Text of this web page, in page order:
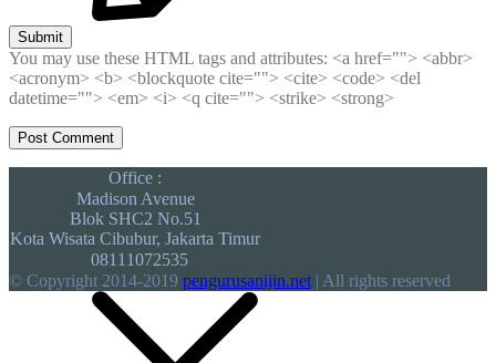
Submit
You may use these HTML tags and attributes: <a href=""> <abbr>
<acronym> <b> <blockquote cite=""> <cite> <code> <del
datetime=""> <em> <i> <q cite=""> <strike> <strong>
Office :
Madison Avenue
Blok SHC2 No.51
Kota Wisata Cibubur, Jakarta Timur
08111072535
© Copyright 2014-2019 pengurusanijin.net | All rights reserved